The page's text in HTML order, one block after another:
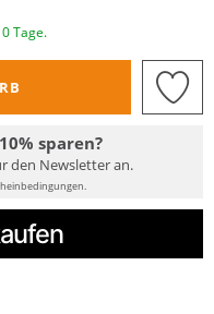
Tage.
sparen?
den Newsletter an.